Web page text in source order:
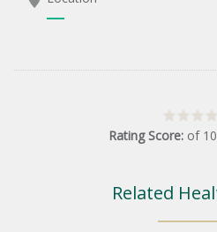
Rating Score: of 10
Related